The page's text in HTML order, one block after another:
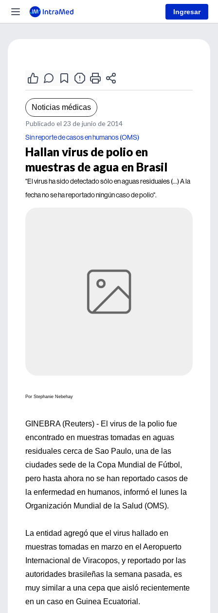
Ingresar
Noticias médicas
Publicado el 23 de junio de 2014
Sin reporte de casos en humanos (OMS)
Hallan virus de polio en
muestras de agua en Brasil
"El virus ha sido detectado sólo en aguas residuales (...) A la
fecha no se ha reportado ningún caso de polio".
Por Stephanie Nebehay
GINEBRA (Reuters) - El virus de la polio fue
encontrado en muestras tomadas en aguas
residuales cerca de Sao Paulo, una de las
ciudades sede de la Copa Mundial de Fútbol,
pero hasta ahora no se han reportado casos de
la enfermedad en humanos, informó el lunes la
Organización Mundial de la Salud (OMS).
La entidad agregó que el virus hallado en
muestras tomadas en marzo en el Aeropuerto
Internacional de Viracopos, y reportado por las
autoridades brasileñas la semana pasada, es
muy similar a una cepa que aisló recientemente
en un caso en Guinea Ecuatorial.